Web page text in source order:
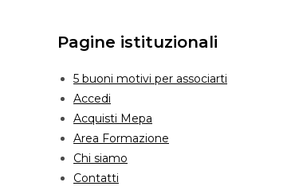
Pagine istituzionali
5 buoni motivi per associarti
Accedi
Acquisti Mepa
Area Formazione
Chi siamo
Contatti